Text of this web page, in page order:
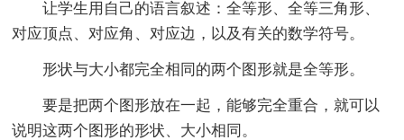
让学生用自己的语言叙述：全等形、全等三角形、
对应顶点、对应角、对应边，以及有关的数学符号。
形状与大小都完全相同的两个图形就是全等形。
要是把两个图形放在一起，能够完全重合，就可以
说明这两个图形的形状、大小相同。